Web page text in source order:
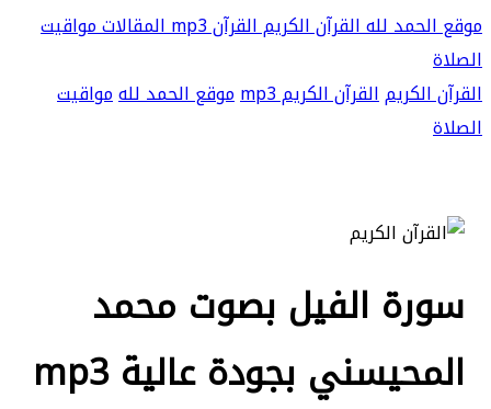
موقع الحمد للهالقرآن الكريمالقرآن mp3 المقالاتمواقيت
الصلاة
القرآن الكريمالقرآن الكريم mp3 موقع الحمد للهمواقيت
الصلاة
سورة الفيل بصوت محمد
المحيسني بجودة عالية mp3